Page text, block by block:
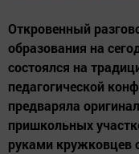
Откровенный
образования на
состоялся на
педагогической
предваряла
пришкольных
руками кружковцев